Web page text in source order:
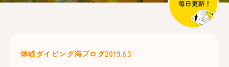
体験ダイビング海ブログ2019.6.3